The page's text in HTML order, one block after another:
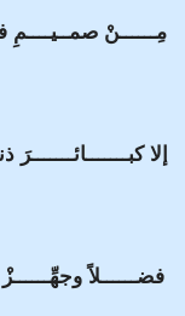
مِــــــنْ صمــيــــمِ
إلا كبـــــــائـــــــرَ
فضــــــلاً وجهِّــــــزْ